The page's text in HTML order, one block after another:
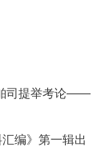
司提举考论——
编》第一辑出